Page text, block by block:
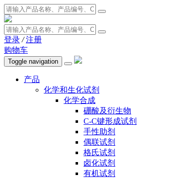
登录 / 注册
购物车
Toggle navigation
产品
化学和生化试剂
化学合成
硼酸及衍生物
C-C键形成试剂
手性助剂
偶联试剂
格氏试剂
卤化试剂
有机试剂